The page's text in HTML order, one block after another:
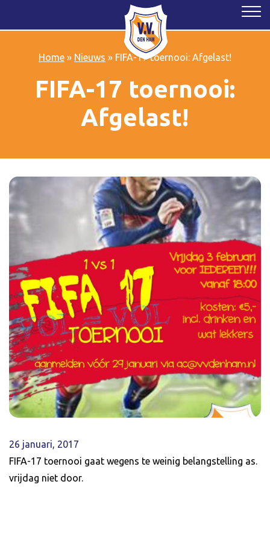
Home» Nieuws » FIFA-17 toernooi: Afgelast!
FIFA-17 toernooi:
Afgelast!
26 januari, 2017
FIFA-17 toernooi gaat wegens te weinig belangstelling as.
vrijdag niet door.